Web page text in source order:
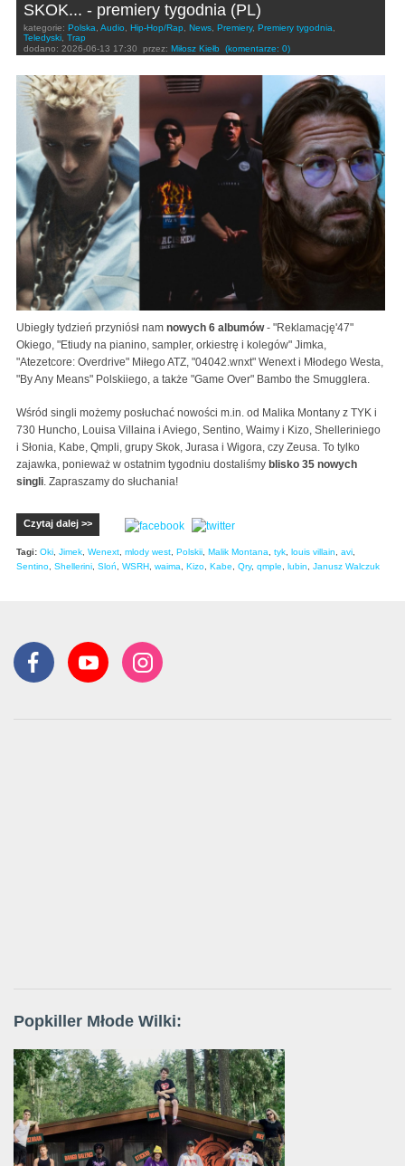
SKOK... - premiery tygodnia (PL)
kategorie: Polska, Audio, Hip-Hop/Rap, News, Premiery, Premiery tygodnia,
Teledyski, Trap
dodano: 2026-06-13 17:30 przez: Miłosz Kiełb (komentarze: 0)
Ubiegły tydzień przyniósł nam nowych 6 albumów- "Reklamację'47"
Okiego, "Etiudy na pianino, sampler, orkiestrę i kolegów" Jimka,
"Atezetcore: Overdrive" Miłego ATZ, "04042.wnxt" Wenext i Młodego Westa,
"By Any Means" Polskiiego, a także "Game Over" Bambo the Smugglera.
Wśród singli możemy posłuchać nowości m.in. od Malika Montany z TYK i
730 Huncho, Louisa Villaina i Aviego, Sentino, Waimy i Kizo, Shelleriniego
i Słonia, Kabe, Qmpli, grupy Skok, Jurasa i Wigora, czy Zeusa. To tylko
zajawka, ponieważ w ostatnim tygodniu dostaliśmy blisko 35 nowych
singli. Zapraszamy do słuchania!
Czytaj dalej >>
Tagi: Oki, Jimek, Wenext, mlody west, Polskii, Malik Montana, tyk, louis villain, avi,
Sentino, Shellerini, Sloń, WSRH, waima, Kizo, Kabe, Qry, qmple, lubin, Janusz Walczuk
Popkiller Młode Wilki: